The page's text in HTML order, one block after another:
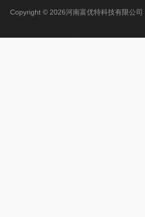
Copyright © 2026河南富优特科技有限公